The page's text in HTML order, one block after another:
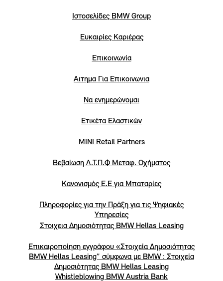
Iστοσελίδες BMW Group
Eυκαιρίες Καριέρας
Επικοινωνία
Αιτημα Για Επικοινωνια
Να ενημερώνομαι
Ετικέτα Ελαστικών
MINI Retail Partners
Βεβαίωση Λ.Τ.Π.Φ Μεταφ. Οχήματος
Κανονισμός Ε.Ε για Μπαταρίες
Πληροφορίες για την Πράξη για τις Ψηφιακές
Υπηρεσίες
Στοιχεια Δημοσιότητας BMW Hellas Leasing
Επικαιροποίηση εγγράφου «Στοιχεία Δημοσιότητας
BMW Hellas Leasing” σύμφωνα με BMW : Στοιχεία
Δημοσιότητας BMW Hellas Leasing
Whistleblowing BMW Austria Bank